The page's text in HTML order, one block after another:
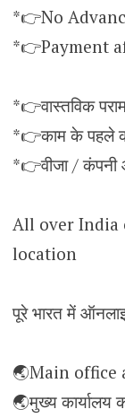
*👉No
*👉Payment
*👉वास्तविक
*👉काम के पहले
*👉वीजा /
All over India
location
पूरे भारत में
🌏Main office
🌏मुख्य कार्यालय